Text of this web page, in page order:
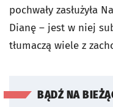
pochwały zasłużyła
Dianę – jest w niej
tłumaczą wiele z
BĄDŹ NA